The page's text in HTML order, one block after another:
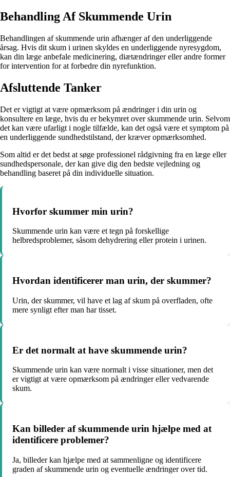
Behandling Af Skummende Urin
Behandlingen af skummende urin afhænger af den underliggende
årsag. Hvis dit skum i urinen skyldes en underliggende nyresygdom,
kan din læge anbefale medicinering, diætændringer eller andre former
for intervention for at forbedre din nyrefunktion.
Afsluttende Tanker
Det er vigtigt at være opmærksom på ændringer i din urin og
konsultere en læge, hvis du er bekymret over skummende urin. Selvom
det kan være ufarligt i nogle tilfælde, kan det også være et symptom på
en underliggende sundhedstilstand, der kræver opmærksomhed.
Som altid er det bedst at søge professionel rådgivning fra en læge eller
sundhedspersonale, der kan give dig den bedste vejledning og
behandling baseret på din individuelle situation.
Hvorfor skummer min urin?
Skummende urin kan være et tegn på forskellige
helbredsproblemer, såsom dehydrering eller protein i urinen.
Hvordan identificerer man urin, der skummer?
Urin, der skummer, vil have et lag af skum på overfladen, ofte
mere synligt efter man har tisset.
Er det normalt at have skummende urin?
Skummende urin kan være normalt i visse situationer, men det
er vigtigt at være opmærksom på ændringer eller vedvarende
skum.
Kan billeder af skummende urin hjælpe med at
identificere problemer?
Ja, billeder kan hjælpe med at sammenligne og identificere
graden af skummende urin og eventuelle ændringer over tid.